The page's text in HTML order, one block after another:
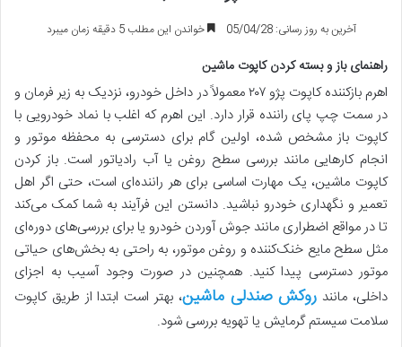
آخرین به روز رسانی: 05/04/28 خواندن این مطلب 5 دقیقه زمان میبرد
راهنمای باز و بسته کردن کاپوت ماشین
اهرم بازکننده کاپوت پژو ۲۰۷ معمولاً در داخل خودرو، نزدیک به زیر فرمان و
در سمت چپ پای راننده قرار دارد. این اهرم که اغلب با نماد خودرویی با
کاپوت باز مشخص شده، اولین گام برای دسترسی به محفظه موتور و
انجام کارهایی مانند بررسی سطح روغن یا آب رادیاتور است. باز کردن
کاپوت ماشین، یک مهارت اساسی برای هر راننده‌ای است، حتی اگر اهل
تعمیر و نگهداری خودرو نباشید. دانستن این فرآیند به شما کمک می‌کند
تا در مواقع اضطراری مانند جوش آوردن خودرو یا برای بررسی‌های دوره‌ای
مثل سطح مایع خنک‌کننده و روغن موتور، به راحتی به بخش‌های حیاتی
موتور دسترسی پیدا کنید. همچنین در صورت وجود آسیب به اجزای
داخلی، مانند روکش صندلی ماشین، بهتر است ابتدا از طریق کاپوت
سلامت سیستم گرمایش یا تهویه بررسی شود.